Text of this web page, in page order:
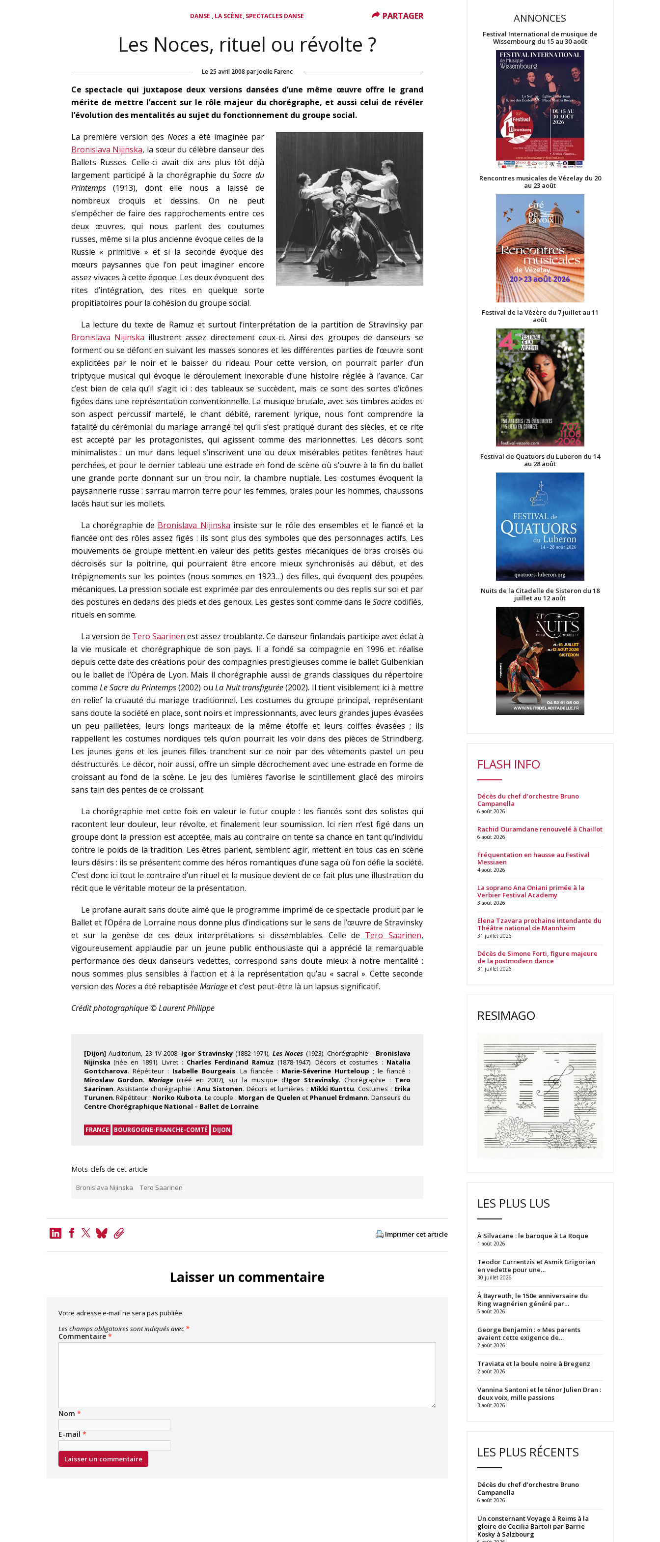
DANSE , LA SCÈNE, SPECTACLES DANSE
Les Noces, rituel ou révolte ?
Le 25 avril 2008 par Joelle Farenc
Ce spectacle qui juxtapose deux versions dansées d’une même œuvre offre le grand
mérite de mettre l’accent sur le rôle majeur du chorégraphe, et aussi celui de révéler
l’évolution des mentalités au sujet du fonctionnement du groupe social.
La première version des Nocesa été imaginée par
Bronislava Nijinska, la sœur du célèbre danseur des
Ballets Russes. Celle-ci avait dix ans plus tôt déjà
largement participé à la chorégraphie duSacre du
Printemps(1913), dont elle nous a laissé de
nombreux croquis et dessins. On ne peut
s’empêcher de faire des rapprochements entre ces
deux œuvres, qui nous parlent des coutumes
russes, même si la plus ancienne évoque celles de la
Russie « primitive » et si la seconde évoque des
mœurs paysannes que l’on peut imaginer encore
assez vivaces à cette époque. Les deux évoquent des
rites d’intégration, des rites en quelque sorte
propitiatoires pour la cohésion du groupe social.
La lecture du texte de Ramuz et surtout l’interprétation de la partition de Stravinsky par
Bronislava Nijinska illustrent assez directement ceux-ci. Ainsi des groupes de danseurs se
forment ou se défont en suivant les masses sonores et les différentes parties de l’œuvre sont
explicitées par le noir et le baisser du rideau. Pour cette version, on pourrait parler d’un
triptyque musical qui évoque le déroulement inexorable d’une histoire réglée à l’avance. Car
c’est bien de cela qu’il s’agit ici : des tableaux se succèdent, mais ce sont des sortes d’icônes
figées dans une représentation conventionnelle. La musique brutale, avec ses timbres acides et
son aspect percussif martelé, le chant débité, rarement lyrique, nous font comprendre la
fatalité du cérémonial du mariage arrangé tel qu’il s’est pratiqué durant des siècles, et ce rite
est accepté par les protagonistes, qui agissent comme des marionnettes. Les décors sont
minimalistes : un mur dans lequel s’inscrivent une ou deux misérables petites fenêtres haut
perchées, et pour le dernier tableau une estrade en fond de scène où s’ouvre à la fin du ballet
une grande porte donnant sur un trou noir, la chambre nuptiale. Les costumes évoquent la
paysannerie russe : sarrau marron terre pour les femmes, braies pour les hommes, chaussons
lacés haut sur les mollets.
La chorégraphie de Bronislava Nijinska insiste sur le rôle des ensembles et le fiancé et la
fiancée ont des rôles assez figés : ils sont plus des symboles que des personnages actifs. Les
mouvements de groupe mettent en valeur des petits gestes mécaniques de bras croisés ou
décroisés sur la poitrine, qui pourraient être encore mieux synchronisés au début, et des
trépignements sur les pointes (nous sommes en 1923…) des filles, qui évoquent des poupées
mécaniques. La pression sociale est exprimée par des enroulements ou des replis sur soi et par
des postures en dedans des pieds et des genoux. Les gestes sont comme dans le Sacre codifiés,
rituels en somme.
La version de Tero Saarinen est assez troublante. Ce danseur finlandais participe avec éclat à
la vie musicale et chorégraphique de son pays. Il a fondé sa compagnie en 1996 et réalise
depuis cette date des créations pour des compagnies prestigieuses comme le ballet Gulbenkian
ou le ballet de l’Opéra de Lyon. Mais il chorégraphie aussi de grands classiques du répertoire
comme Le Sacre du Printemps(2002) ouLa Nuit transfigurée(2002). Il tient visiblement ici à mettre
en relief la cruauté du mariage traditionnel. Les costumes du groupe principal, représentant
sans doute la société en place, sont noirs et impressionnants, avec leurs grandes jupes évasées
un peu pailletées, leurs longs manteaux de la même étoffe et leurs coiffes évasées ; ils
rappellent les costumes nordiques tels qu’on pourrait les voir dans des pièces de Strindberg.
Les jeunes gens et les jeunes filles tranchent sur ce noir par des vêtements pastel un peu
déstructurés. Le décor, noir aussi, offre un simple décrochement avec une estrade en forme de
croissant au fond de la scène. Le jeu des lumières favorise le scintillement glacé des miroirs
sans tain des pentes de ce croissant.
La chorégraphie met cette fois en valeur le futur couple : les fiancés sont des solistes qui
racontent leur douleur, leur révolte, et finalement leur soumission. Ici rien n’est figé dans un
groupe dont la pression est acceptée, mais au contraire on tente sa chance en tant qu’individu
contre le poids de la tradition. Les êtres parlent, semblent agir, mettent en tous cas en scène
leurs désirs : ils se présentent comme des héros romantiques d’une saga où l’on défie la société.
C’est donc ici tout le contraire d’un rituel et la musique devient de ce fait plus une illustration du
récit que le véritable moteur de la présentation.
Le profane aurait sans doute aimé que le programme imprimé de ce spectacle produit par le
Ballet et l’Opéra de Lorraine nous donne plus d’indications sur le sens de l’œuvre de Stravinsky
et sur la genèse de ces deux interprétations si dissemblables. Celle de Tero Saarinen,
vigoureusement applaudie par un jeune public enthousiaste qui a apprécié la remarquable
performance des deux danseurs vedettes, correspond sans doute mieux à notre mentalité :
nous sommes plus sensibles à l’action et à la représentation qu’au « sacral ». Cette seconde
version des Nocesa été rebaptisée Mariageet c’est peut-être là un lapsus significatif.
Crédit photographique © Laurent Philippe
PARTAGER
[Dijon] Auditorium, 23-1V-2008. Igor Stravinsky(1882-1971), Les Noces (1923). Chorégraphie : Bronislava
Nijinska (née en 1891). Livret : Charles Ferdinand Ramuz (1878-1947). Décors et costumes : Natalia
Gontcharova. Répétiteur : Isabelle Bourgeais. La fiancée : Marie-Séverine Hurteloup ; le fiancé :
Miroslaw Gordon.Mariage (créé en 2007), sur la musique d’Igor Stravinsky. Chorégraphie : Tero
Saarinen. Assistante chorégraphie :Anu Sistonen. Décors et lumières : Mikki Kunttu. Costumes : Erika
Turunen. Répétiteur : Noriko Kubota. Le couple : Morgan de Quelen et Phanuel Erdmann. Danseurs du
Centre Chorégraphique National – Ballet de Lorraine.
PARTAGER
FRANCE BOURGOGNE-FRANCHE-COMTÉ DIJON
Mots-clefs de cet article
Bronislava Nijinska Tero Saarinen
LinkedIn
BlueskyCopy
Imprimer cet article
Laisser un commentaire
Votre adresse e-mail ne sera pas publiée.
Les champs obligatoires sont indiqués avec *
Commentaire *
Nom *
E-mail *
ANNONCES
Festival International de musique de
Wissembourg du 15 au 30 août
Rencontres musicales de Vézelay du 20
au 23 août
Festival de la Vézère du 7 juillet au 11
août
Festival de Quatuors du Luberon du 14
au 28 août
Nuits de la Citadelle de Sisteron du 18
juillet au 12 août
FLASH INFO
Décès du chef d’orchestre Bruno
Campanella
6 août 2026
Rachid Ouramdane renouvelé à Chaillot
6 août 2026
Fréquentation en hausse au Festival
Messiaen
4 août 2026
La soprano Ana Oniani primée à la
Verbier Festival Academy
3 août 2026
Elena Tzavara prochaine intendante du
Théâtre national de Mannheim
31 juillet 2026
Décès de Simone Forti, figure majeure
de la postmodern dance
31 juillet 2026
RESIMAGO
LES PLUS LUS
À Silvacane : le baroque à La Roque
1 août 2026
Teodor Currentzis et Asmik Grigorian
en vedette pour une…
30 juillet 2026
À Bayreuth, le 150e anniversaire du
Ring wagnérien généré par…
5 août 2026
George Benjamin : « Mes parents
avaient cette exigence de…
2 août 2026
Traviata et la boule noire à Bregenz
2 août 2026
Vannina Santoni et le ténor Julien Dran :
deux voix, mille passions
3 août 2026
LES PLUS RÉCENTS
Décès du chef d’orchestre Bruno
Campanella
6 août 2026
Un consternant Voyage à Reims à la
gloire de Cecilia Bartoli par Barrie
Kosky à Salzbourg